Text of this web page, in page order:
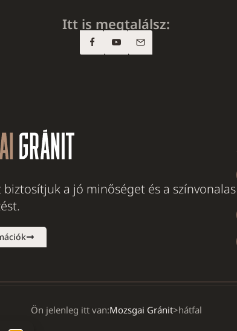
Itt is megtalálsz:
a jó minőséget és a színvonalas
Ön jelenleg itt van:Mozsgai Gránit>hátfal